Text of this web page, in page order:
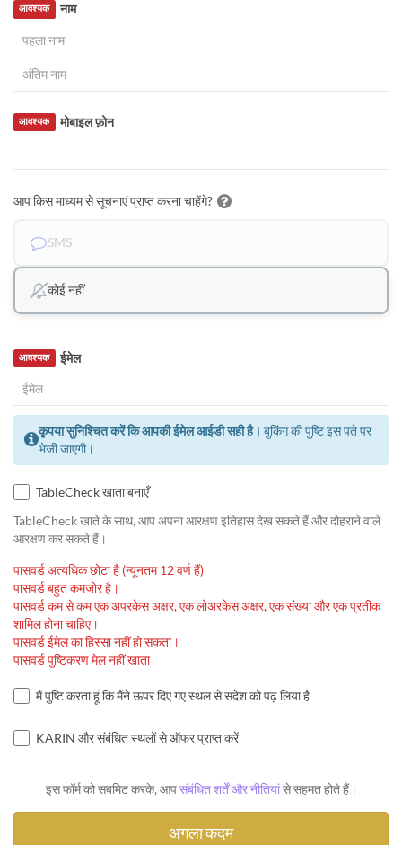
नाम
आवश्यक
मोबाइल फ़ोन
आवश्यक
आप किस माध्यम से सूचनाएं प्राप्त करना चाहेंगे?
SMS
कोई नहीं
ईमेल
आवश्यक
कृपया सुनिश्चित करें कि आपकी ईमेल आईडी सही है। बुकिंग की पुष्टि इस पते पर
भेजी जाएगी।
TableCheck खाता बनाएँ
TableCheck खाते के साथ, आप अपना आरक्षण इतिहास देख सकते हैं और दोहराने वाले
आरक्षण कर सकते हैं।
पासवर्ड अत्यधिक छोटा है (न्यूनतम 12 वर्ण हैं)
पासवर्ड बहुत कमजोर है।
पासवर्ड कम से कम एक अपरकेस अक्षर, एक लोअरकेस अक्षर, एक संख्या और एक प्रतीक
शामिल होना चाहिए।
पासवर्ड ईमेल का हिस्सा नहीं हो सकता।
पासवर्ड पुष्टिकरण मेल नहीं खाता
मैं पुष्टि करता हूं कि मैंने ऊपर दिए गए स्थल से संदेश को पढ़ लिया है
KARIN और संबंधित स्थलों से ऑफर प्राप्त करें
इस फॉर्म को सबमिट करके, आपसंबंधित शर्तें और नीतियांसे सहमत होते हैं।